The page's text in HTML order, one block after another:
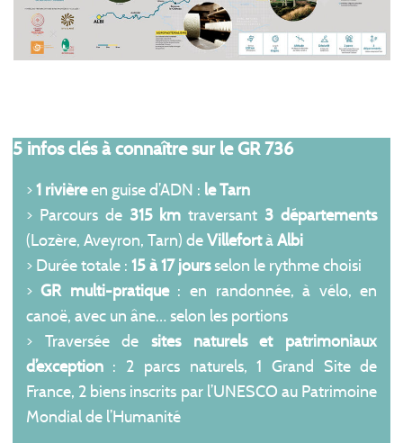
5 infos clés à connaître sur le GR 736
>1 rivièreen guise d’ADN : le Tarn
> Parcours de 315 km traversant 3 départements
(Lozère, Aveyron, Tarn) deVillefortàAlbi
> Durée totale : 15 à 17 joursselon le rythme choisi
>GR multi-pratique: en randonnée, à vélo, en
canoë, avec un âne… selon les portions
> Traversée de sites naturels et patrimoniaux
d’exception: 2 parcs naturels, 1 Grand Site de
France, 2 biens inscrits par l’UNESCO au Patrimoine
Mondial de l’Humanité